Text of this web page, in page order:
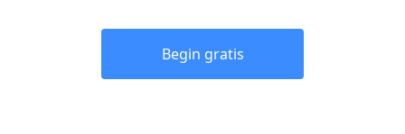
Begin gratis